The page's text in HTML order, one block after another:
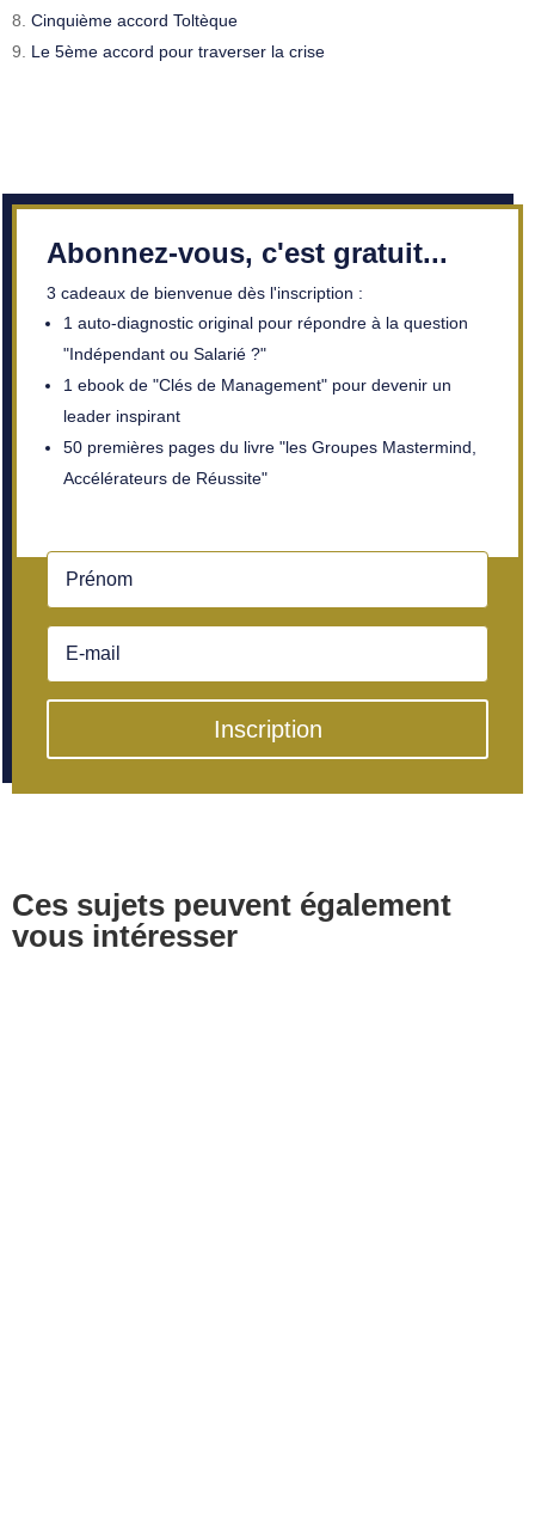
Cinquième accord Toltèque
Le 5ème accord pour traverser la crise
Abonnez-vous, c'est gratuit...
3 cadeaux de bienvenue dès l'inscription :
1 auto-diagnostic original pour répondre à la question
"Indépendant ou Salarié ?"
1 ebook de "Clés de Management" pour devenir un
leader inspirant
50 premières pages du livre "les Groupes Mastermind,
Accélérateurs de Réussite"
Inscription
Ces sujets peuvent également
vous intéresser